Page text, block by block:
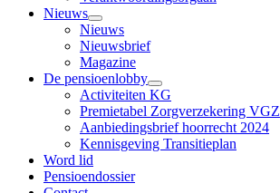
Nieuws
Nieuws
Nieuwsbrief
Magazine
De pensioenlobby
Activiteiten KG
Premietabel Zorgverzekering VGZ
Aanbiedingsbrief hoorrecht 2024
Kennisgeving Transitieplan
Word lid
Pensioendossier